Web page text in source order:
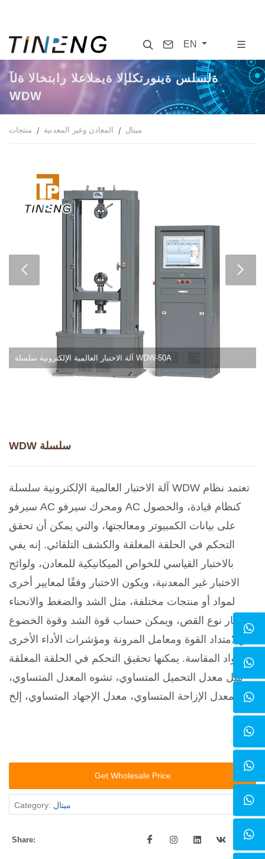
SearchContact
EN
آلة الاختبار العالمية الإلكترونية سلسلة
WDW
منتجات المعادن وغير المعدنية ميتال
آلة الاختبار العالمية الإلكترونية سلسلة WDW-50A
WDW سلسلة
آلة الاختبار العالمية الإلكترونية سلسلة WDW تعتمد نظام
سيرفو AC ومحرك سيرفو AC كنظام قيادة، والحصول
على بيانات الكمبيوتر ومعالجتها، والتي يمكن أن تحقق
التحكم في الحلقة المغلقة والكشف التلقائي. إنه يفي
بالاختبار القياسي للخواص الميكانيكية للمعادن، ولوائح
الاختبار غير المعدنية، ويكون الاختبار وفقًا لمعايير أخرى
لمواد أو منتجات مختلفة، مثل الشد والضغط والانحناء
واختبار نوع القص، ويمكن حساب قوة الشد وقوة الخضوع
والامتداد القوة ومعامل المرونة ومؤشرات الأداء الأخرى
للمواد المقاسة. يمكنها تحقيق التحكم في الحلقة المغلقة
مثل معدل التحميل المتساوي، تشوه المعدل المتساوي،
Get Wholesale Price
Category: ميتال
Share: